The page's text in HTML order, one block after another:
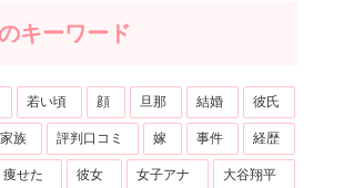
キーワード
若い頃 顔 旦那 結婚 彼氏
家族 評判口コミ 嫁 事件 経歴
痩せた 彼女 女子アナ 大谷翔平